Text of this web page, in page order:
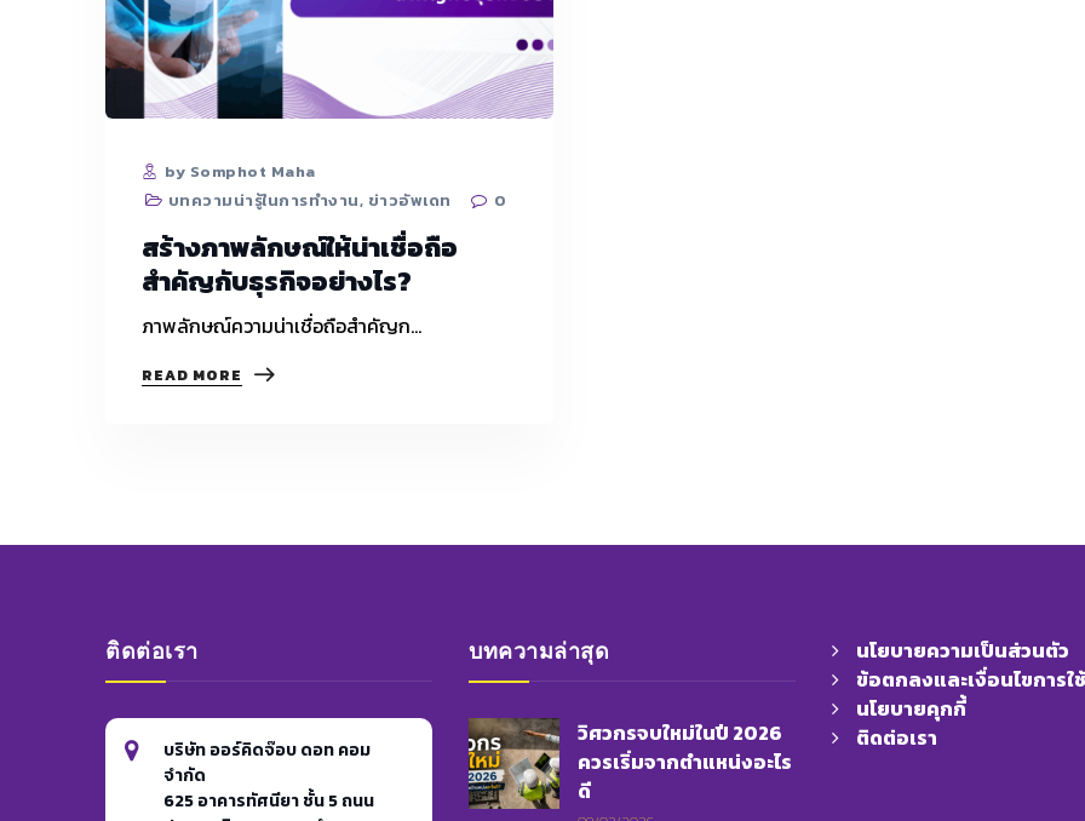
by Somphot Maha
บทความน่ารู้ในการทำงาน, ข่าวอัพเดท 0
สร้างภาพลักษณ์ให้น่าเชื่อถือ
สำคัญกับธุรกิจอย่างไร?
ภาพลักษณ์ความน่าเชื่อถือสำคัญก…
READ MORE สร้าง
กับ
ติดต่อเรา
บริษัท ออร์คิดจ๊อบ ดอท คอม
จำกัด
625 อาคารทัศนียา ชั้น 5 ถนน
บทความล่าสุด
วิศวกรจบใหม่ในปี 2026
ควรเริ่มจากตำแหน่งอะไร
ดี
นโยบายความเป็นส่วนตัว
ข้อตกลงและเงื่อนไขการใ
นโยบายคุกกี้
ติดต่อเรา